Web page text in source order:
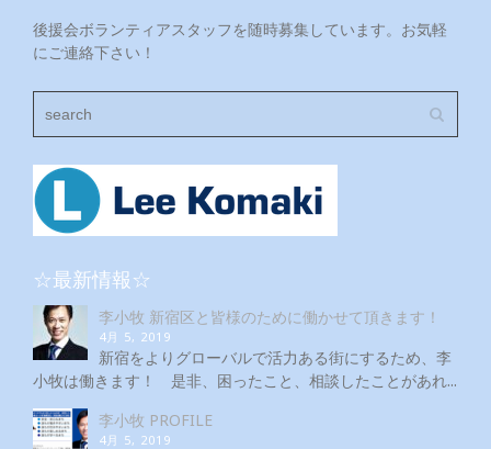
後援会ボランティアスタッフを随時募集しています。お気軽
にご連絡下さい！
☆最新情報☆
李小牧 新宿区と皆様のために働かせて頂きます！
4月 5, 2019
新宿をよりグローバルで活力ある街にするため、李
小牧は働きます！ 是非、困ったこと、相談したことがあれ...
李小牧 PROFILE
4月 5, 2019